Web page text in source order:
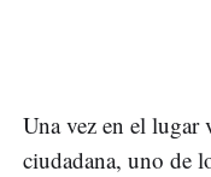
Una vez en el lugar
ciudadana, uno de